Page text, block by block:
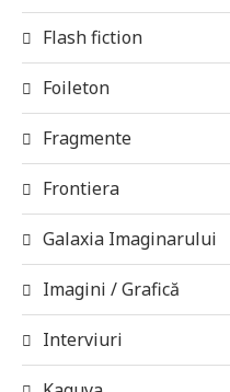
Flash fiction
Foileton
Fragmente
Frontiera
Galaxia Imaginarului
Imagini / Grafică
Interviuri